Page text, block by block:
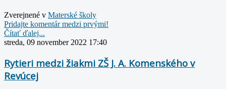
Zverejnené v Materské školy
Pridajte komentár medzi prvými!
Čítať ďalej...
streda, 09 november 2022 17:40
Rytieri medzi žiakmi ZŠ J. A. Komenského v
Revúcej